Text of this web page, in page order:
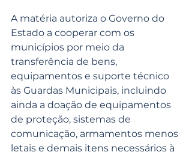
A matéria autoriza o Governo do
Estado a cooperar com os
municípios por meio da
transferência de bens,
equipamentos e suporte técnico
às Guardas Municipais, incluindo
ainda a doação de equipamentos
de proteção, sistemas de
comunicação, armamentos menos
letais e demais itens necessários à